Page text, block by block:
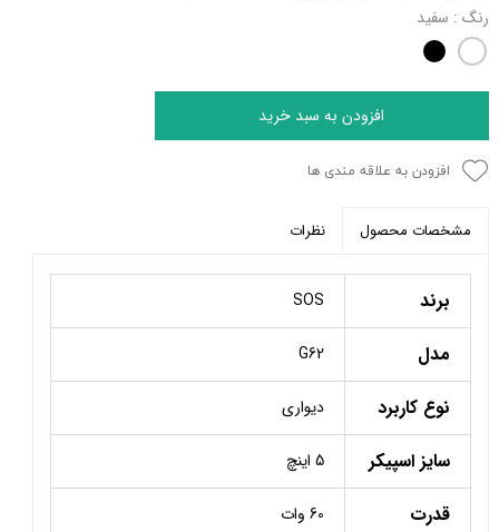
رنگ : سفید
افزودن به سبد خرید
افزودن به علاقه مندی ها
مشخصات محصول نظرات
برند SOS
مدل G62
نوع کاربرد دیواری
سایز اسپیکر 5 اینچ
قدرت 60 وات